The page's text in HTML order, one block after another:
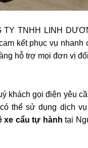
TY TNHH LINH
kết phục vụ
hỗ trợ mọi đơn vị
khách gọi điện yêu
thể sử dụng dịch
xe cẩu tự hành tại